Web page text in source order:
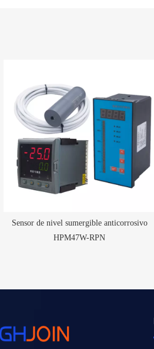
Sensor de nivel sumergible anticorrosivo
HPM47W-RPN